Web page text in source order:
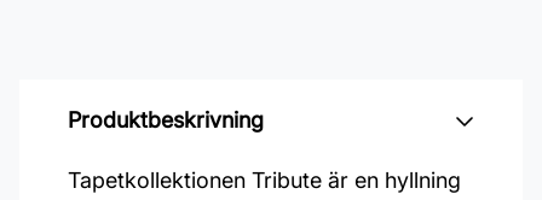
Produktbeskrivning
Tapetkollektionen Tribute är en hyllning